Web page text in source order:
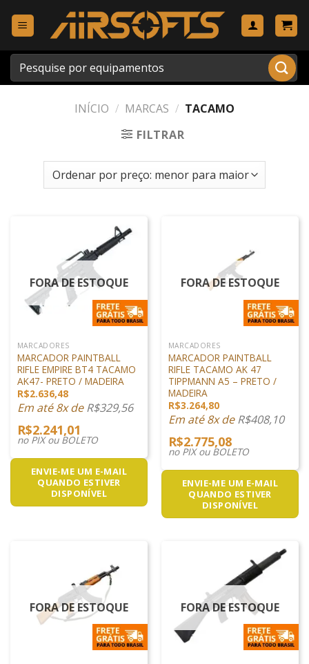
Pesquisar
por:
INÍCIO / MARCAS / TACAMO
FILTRAR
FORA DE ESTOQUE
MARCADORES
MARCADOR PAINTBALL
RIFLE EMPIRE BT4 TACAMO
AK47- PRETO / MADEIRA
R$2.636,48
Em até 8x deR$329,56
R$2.241,01
no PIX ou BOLETO
ENVIE-ME UM E-MAIL
QUANDO ESTIVER
DISPONÍVEL
FORA DE ESTOQUE
MARCADORES
MARCADOR PAINTBALL
RIFLE TACAMO AK 47
TIPPMANN A5 – PRETO /
MADEIRA
R$3.264,80
Em até 8x deR$408,10
R$2.775,08
no PIX ou BOLETO
ENVIE-ME UM E-MAIL
QUANDO ESTIVER
DISPONÍVEL
FORA DE ESTOQUE FORA DE ESTOQUE